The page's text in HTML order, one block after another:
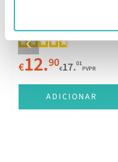
€12.90€17.01
PVPR
ADICIONAR